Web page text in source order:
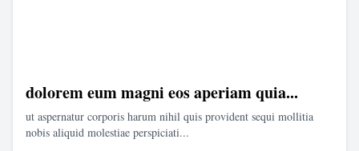
dolorem eum magni eos aperiam quia...
ut aspernatur corporis harum nihil quis provident sequi mollitia
nobis aliquid molestiae perspiciati...